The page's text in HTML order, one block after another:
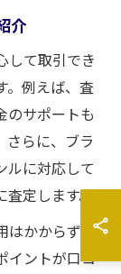
介
して取引でき
。例えば、査
のサポートも
さらに、ブラ
ルに対応して
査定します。
はかからず、
イントが口コ